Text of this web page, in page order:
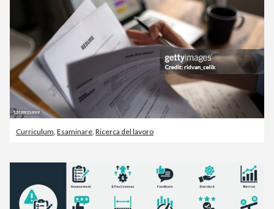
Curriculum, Esaminare, Ricerca del lavoro